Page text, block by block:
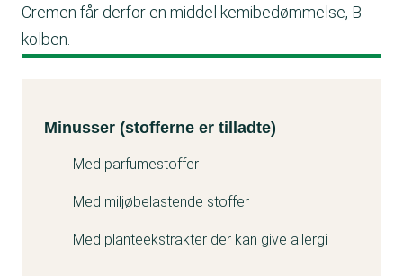
Cremen får derfor en middel kemibedømmelse, B-
kolben.
Minusser (stofferne er tilladte)
Med parfumestoffer
Med miljøbelastende stoffer
Med planteekstrakter der kan give allergi